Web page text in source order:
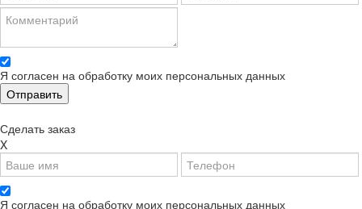
Я согласен на обработку моих персональных данных
Сделать заказ
X
Я согласен на обработку моих персональных данных